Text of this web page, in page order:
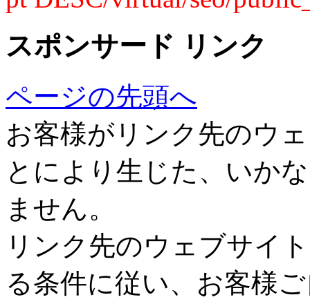
スポンサード リンク
ページの先頭へ
お客様がリンク先のウ
とにより生じた、いか
ません。
リンク先のウェブサイ
る条件に従い、お客様